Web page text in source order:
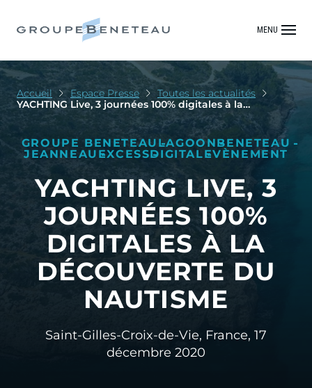
MENU
Accueil Espace Presse
Toutes les actualités
YACHTING Live, 3 journées 100% digitales à la
découverte du nautisme
GROUPE BENETEAU LAGOONBENETEAU
JEANNEAU EXCESSDIGITALEVÈNEMENT
YACHTING LIVE, 3
JOURNÉES 100%
DIGITALES À LA
DÉCOUVERTE DU
NAUTISME
Saint-Gilles-Croix-de-Vie, France, 17
décembre 2020